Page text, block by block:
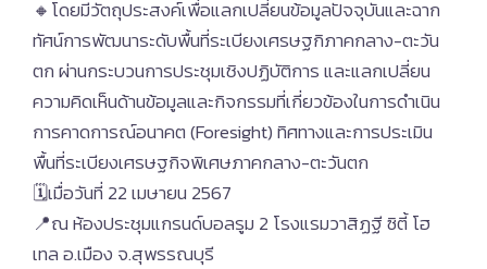
🔸โดยมีวัตถุประสงค์เพื่อแลกเปลี่ยนข้อมูลปัจจุบันและฉาก
ทัศน์การพัฒนาระดับพื้นที่ระเบียงเศรษฐกิภาคกลาง-ตะวัน
ตก ผ่านกระบวนการประชุมเชิงปฏิบัติการ และแลกเปลี่ยน
ความคิดเห็นด้านข้อมูลและกิจกรรมที่เกี่ยวข้องในการดำเนิน
การคาดการณ์อนาคต (Foresight) ทิศทางและการประเมิน
พื้นที่ระเบียงเศรษฐกิจพิเศษภาคกลาง-ตะวันตก
🗓️เมื่อวันที่ 22 เมษายน 2567
📍ณ ห้องประชุมแกรนด์บอลรูม 2 โรงแรมวาสิฏฐี ซิตี้ โฮ
เทล อ.เมือง จ.สุพรรณบุรี